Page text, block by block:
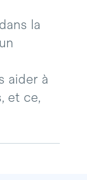
la
aider à
et ce,